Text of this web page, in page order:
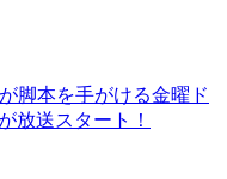
脚本を手がける金曜ド
放送スタート！